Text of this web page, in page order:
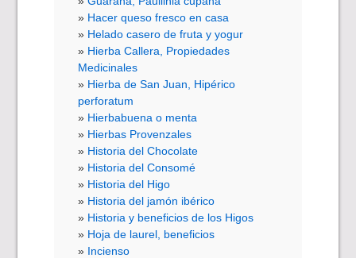
Hacer queso fresco en casa
Helado casero de fruta y yogur
Hierba Callera, Propiedades
Medicinales
Hierba de San Juan, Hipérico
perforatum
Hierbabuena o menta
Hierbas Provenzales
Historia del Chocolate
Historia del Consomé
Historia del Higo
Historia del jamón ibérico
Historia y beneficios de los Higos
Hoja de laurel, beneficios
Incienso